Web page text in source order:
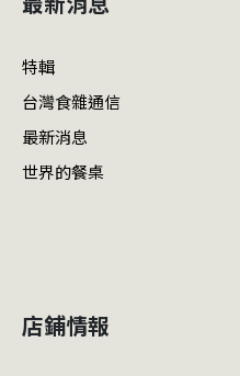
特輯
台灣食雜通信
最新消息
世界的餐桌
店鋪情報